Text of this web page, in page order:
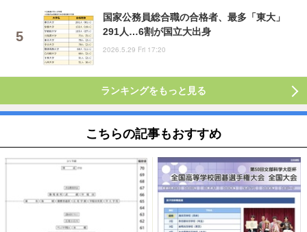
国家公務員総合職の合格者、最多「東大」
291人…6割が国立大出身
2026.5.29 Fri 17:20
ランキングをもっと見る
こちらの記事もおすすめ